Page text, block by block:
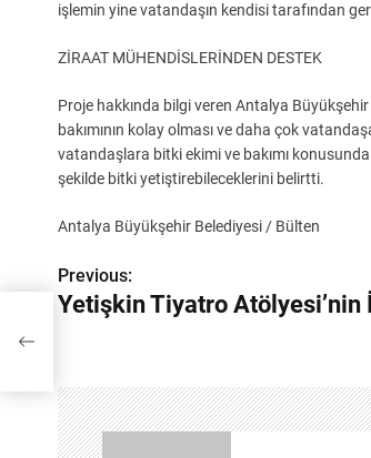
işlemin yine vatandaşın kendisi tarafından
ZİRAAT MÜHENDİSLERİNDEN DESTEK
Proje hakkında bilgi veren Antalya
bakımının kolay olması ve daha çok
vatandaşlara bitki ekimi ve bakımı
şekilde bitki yetiştirebileceklerini belirtti.
Antalya Büyükşehir Belediyesi / Bülten
Y
ı
g
Previous:
Yetişkin Tiyatro Atölyesi’nin